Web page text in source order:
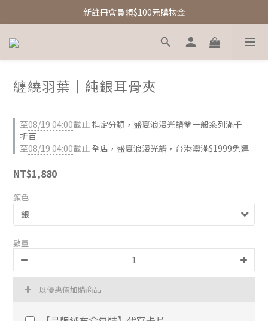
新註冊會員領$100元購物金
新註冊會員領$100元購物金
Free Shipping｜台灣滿額享免運優惠
新註冊會員領$100元購物金
纏繞羽葉｜純銀耳骨夾
至08/19 04:00截止 指定分類，盛夏浪漫光譜💗一般系列滿千
折百
至08/19 04:00截止 全店，盛夏浪漫光譜，台港澳滿$1999免運
NT$1,880
顏色
數量
以優惠價加購商品